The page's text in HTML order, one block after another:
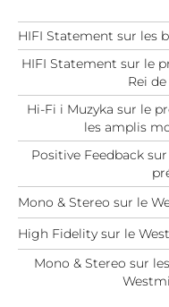
HIFI Statement sur les
HIFI Statement sur le
Rei
Hi-Fi i Muzyka sur le
les amplis
Positive Feedback
Mono & Stereo sur le
High Fidelity sur le
Mono & Stereo sur